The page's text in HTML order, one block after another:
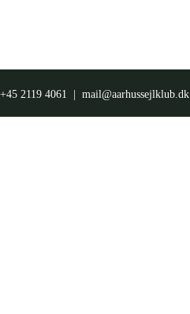
2119 4061 | mail@aarhussejlklub.dk